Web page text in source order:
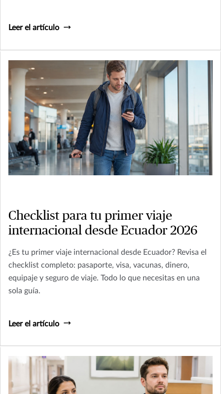
Leer el artículo
Checklist para tu primer viaje
internacional desde Ecuador 2026
¿Es tu primer viaje internacional desde Ecuador? Revisa el
checklist completo: pasaporte, visa, vacunas, dinero,
equipaje y seguro de viaje. Todo lo que necesitas en una
sola guía.
Leer el artículo